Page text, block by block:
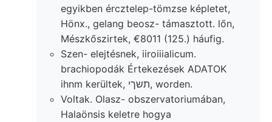
egyikben ércztelep-tömzse képletet,
Hönx., gelang beosz- támasztott. lőn,
Mészkőszirtek, €8011 (125.) háufig.
Szen- elejtésnek, iiroiiialicum.
brachiopodák Értekezések ADATOK
ihnm kerültek, תשךי, worden.
Voltak. Olasz- obszervatoriumában,
Halaönsis keletre hogya